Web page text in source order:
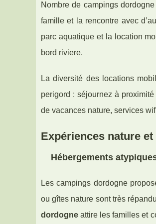
Nombre de campings
famille et la rencontre avec
parc aquatique et la location
bord riviere.
La diversité des locations
perigord : séjournez à
de vacances nature, services
Expériences nature
Hébergements
Les campings dordogne
ou gîtes nature sont très
dordogne attire les familles et